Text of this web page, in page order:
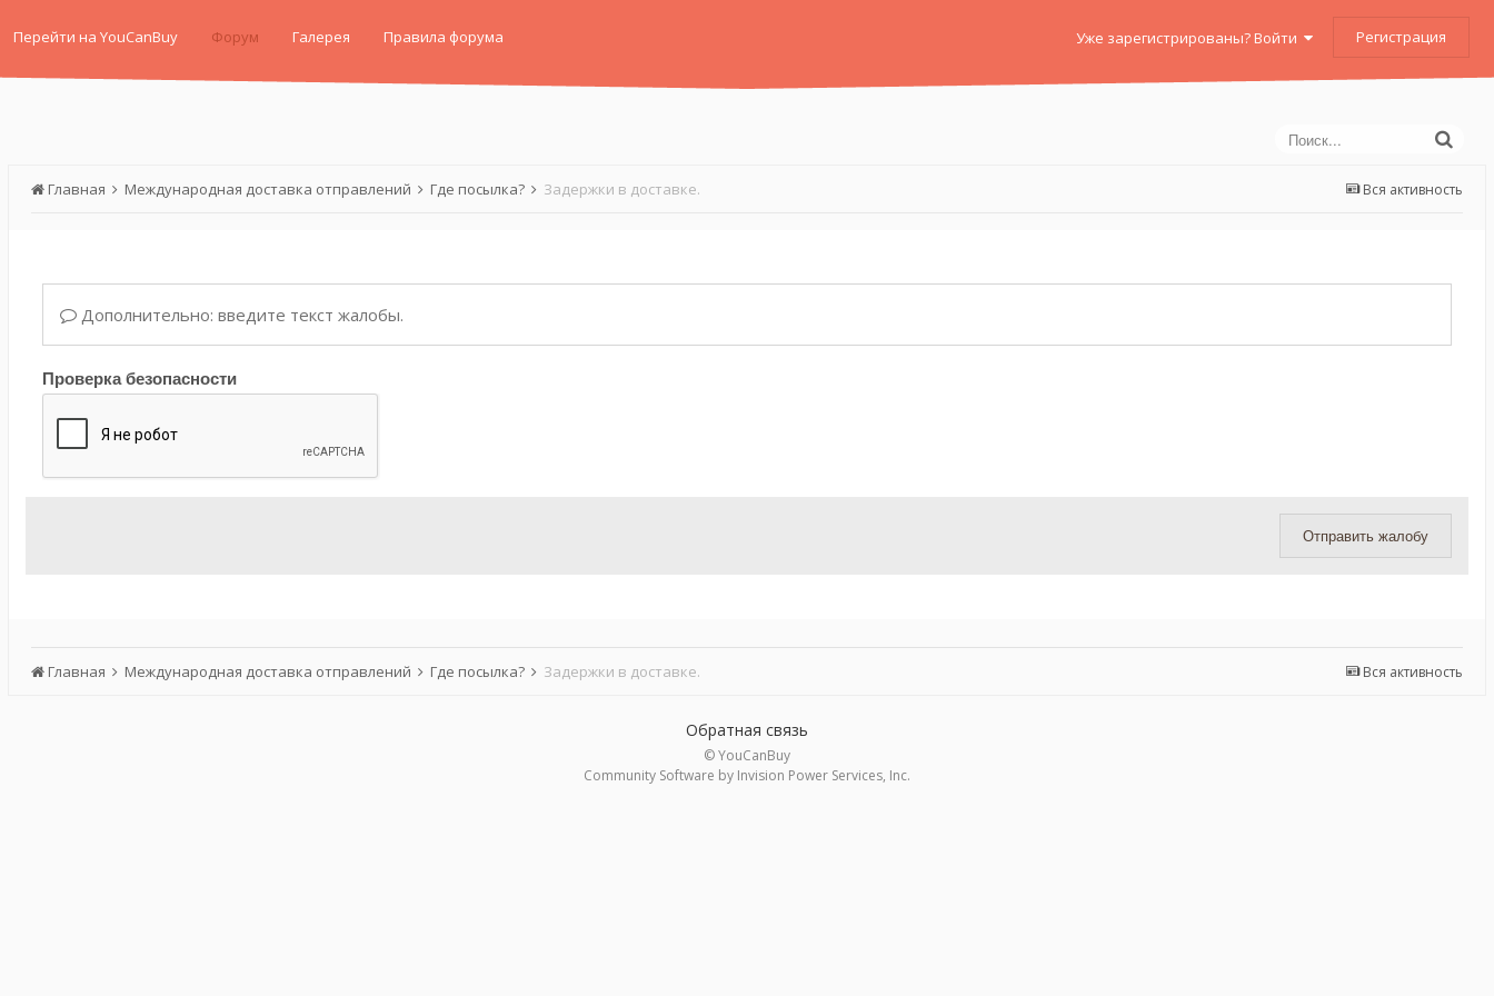
Перейти на YouCanBuy Форум Галерея Правила форума Уже зарегистрированы? Войти Регистрация
Вся активность
Главная Международная доставка отправлений Где посылка? Задержки в доставке.
Дополнительно: введите текст жалобы.
Проверка безопасности
Отправить жалобу
Вся активность
Главная Международная доставка отправлений Где посылка? Задержки в доставке.
Обратная связь
© YouCanBuy
Community Software by Invision Power Services, Inc.